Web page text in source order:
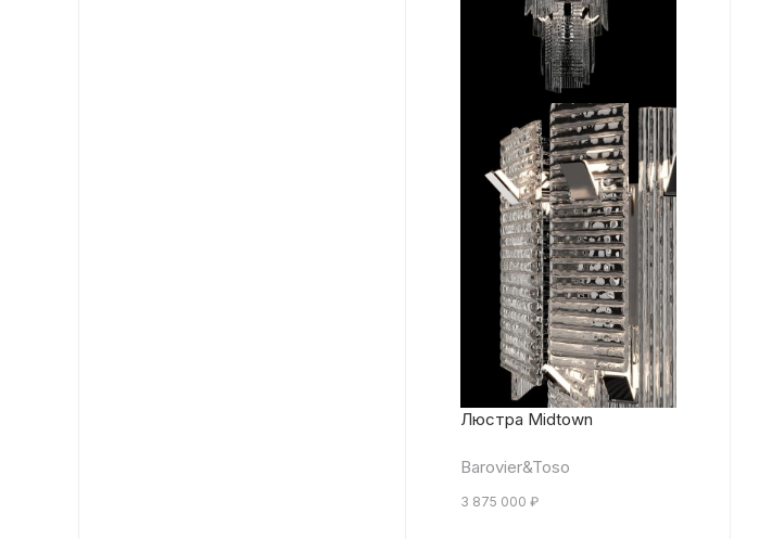
Люстра Midtown
Barovier&Toso
3 875 000 ₽